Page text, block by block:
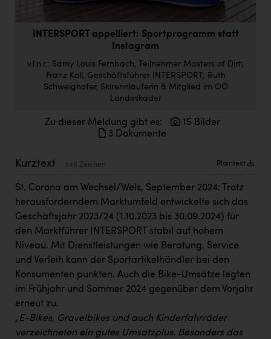
ERLUS AG
Firmenradl
HIG Infomotion Group
Immotech
INTERSPAR
INTERSPORT Austria
Jesolo
Jane Goodall Institute Austria
Kärcher
Karin Liedl
KEBA
INTERSPORT appelliert: Sportprogramm statt
Instagram
v.l.n.r.: Samy Louis Fernbach, Teilnehmer Masters of Dirt;
Franz Koll, Geschäftsführer INTERSPORT; Ruth
Schweighofer, Skirennläuferin & Mitglied im OÖ
Landeskader
Zu dieser Meldung gibt es:
15 Bilder
3 Dokumente
Kurztext 946 Zeichen Plaintext
St. Corona am Wechsel/Wels, September 2024: Trotz
herausforderndem Marktumfeld entwickelte sich das
Geschäftsjahr 2023/24 (1.10.2023 bis 30.09.2024) für
den Marktführer INTERSPORT stabil auf hohem
Niveau. Mit Dienstleistungen wie Beratung, Service
und Verleih kann der Sportartikelhändler bei den
Konsumenten punkten. Auch die Bike-Umsätze legten
im Frühjahr und Sommer 2024 gegenüber dem Vorjahr
erneut zu.
„E-Bikes, Gravelbikes und auch Kinderfahrräder
verzeichneten ein gutes Umsatzplus. Besonders das